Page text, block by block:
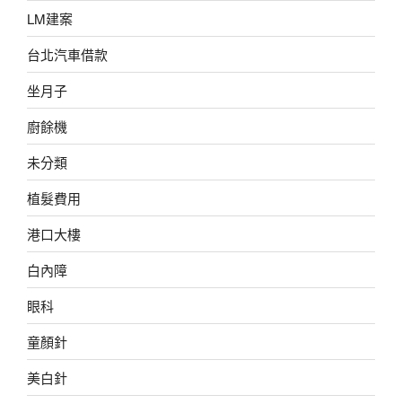
LM建案
台北汽車借款
坐月子
廚餘機
未分類
植髮費用
港口大樓
白內障
眼科
童顏針
美白針